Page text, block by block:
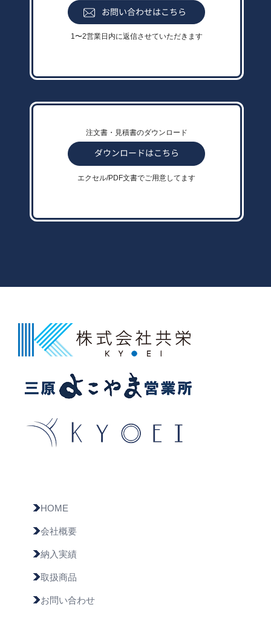
1〜2営業日内に返信させていただきます
注文書・見積書のダウンロード
エクセル/PDF文書でご用意してます
HOME
会社概要
納入実績
取扱商品
お問い合わせ